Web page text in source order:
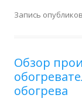
Запись
Обзор
обогрева